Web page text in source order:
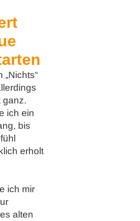
„Nichts“
ganz.
ich ein
bis
erholt
ich mir
alten